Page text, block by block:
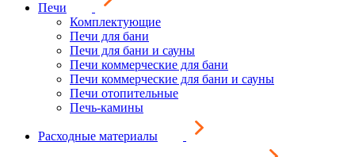
Печи
Комплектующие
Печи для бани
Печи для бани и сауны
Печи коммерческие для бани
Печи коммерческие для бани и сауны
Печи отопительные
Печь-камины
Расходные материалы